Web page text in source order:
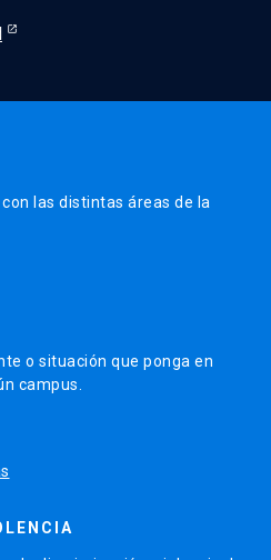
las distintas áreas de la
o situación que ponga en
campus.